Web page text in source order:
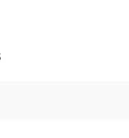
sensação de